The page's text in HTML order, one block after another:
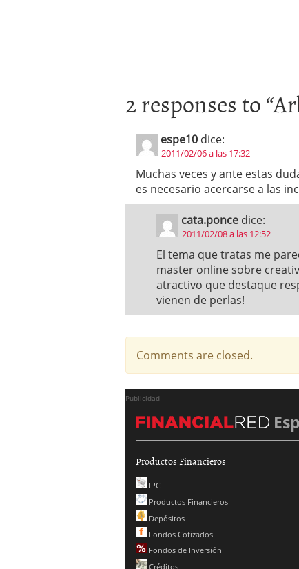
2 responses to “
espe10 dice:
2011/02/06 a las 17:32
Muchas veces y ante estas
es necesario acercarse a las
cata.ponce dice:
2011/02/08 a las 12:52
El tema que tratas me
master online sobre
atractivo que destaque
vienen de perlas!
Comments are closed.
Publicidad
Productos Financieros
IPC
Productos Financieros
Depósitos
Fondos Cotizados
Fondos de Inversión
Créditos